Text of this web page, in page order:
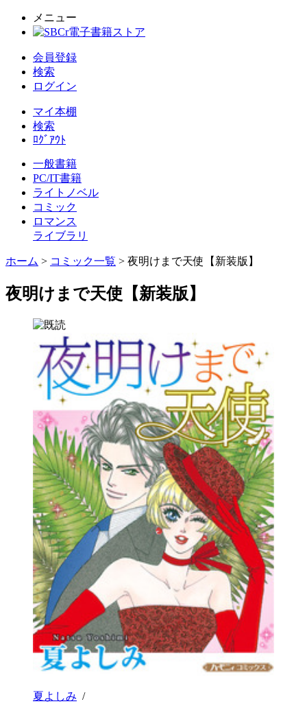
メニュー
会員登録
検索
ログイン
マイ本棚
検索
ﾛｸﾞｱｳﾄ
一般書籍
PC/IT書籍
ライトノベル
コミック
ロマンス
ライブラリ
ホーム > コミック一覧 > 夜明けまで天使【新装版】
夜明けまで天使【新装版】
夏よしみ /